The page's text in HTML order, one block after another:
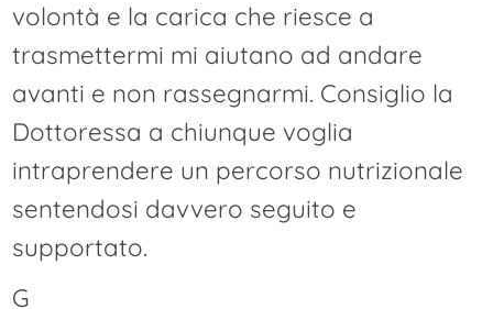
volontà e la carica che riesce a
trasmettermi mi aiutano ad andare
avanti e non rassegnarmi. Consiglio la
Dottoressa a chiunque voglia
intraprendere un percorso nutrizionale
sentendosi davvero seguito e
supportato.
G